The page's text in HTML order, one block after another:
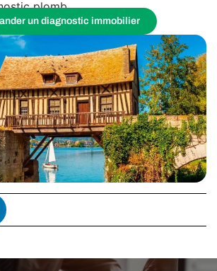
plomb
un diagnostic immobilier